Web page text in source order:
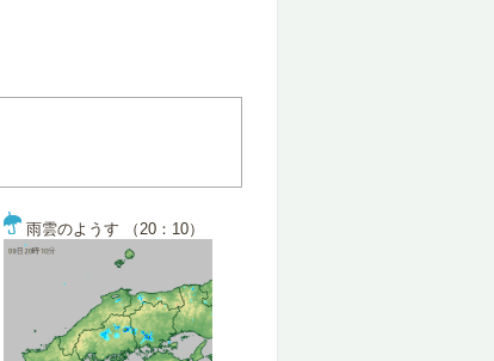
雨雲のようす （20：10）